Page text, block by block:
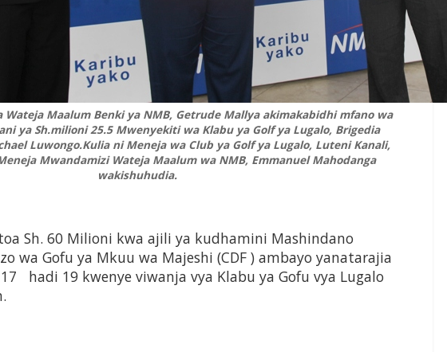
Wateja Maalum Benki ya NMB, Getrude Mallya akimakabidhi mfano wa
ya Sh.milioni 25.5 Mwenyekiti wa Klabu ya Golf ya Lugalo, Brigedia
Luwongo.Kulia ni Meneja wa Club ya Golf ya Lugalo, Luteni Kanali,
Mwandamizi Wateja Maalum wa NMB, Emmanuel Mahodanga
wakishuhudia.
Sh. 60 Milioni kwa ajili ya kudhamini Mashindano
wa Gofu ya Mkuu wa Majeshi (CDF ) ambayo yanatarajia
hadi 19 kwenye viwanja vya Klabu ya Gofu vya Lugalo